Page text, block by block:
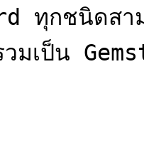
ทุกชนิดสา
วมเป็น